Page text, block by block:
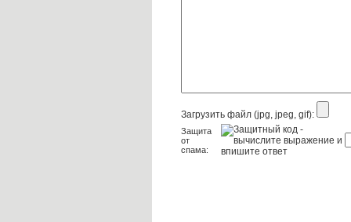
Загрузить файл (jpg, jpeg, gif):
Защита
от
спама: